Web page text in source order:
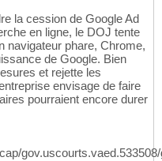
la cession de Google Ad
en ligne, le DOJ tente
navigateur phare, Chrome,
de Google. Bien
et rejette les
envisage de faire
pourraient encore durer